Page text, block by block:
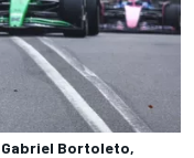
Bortoleto,